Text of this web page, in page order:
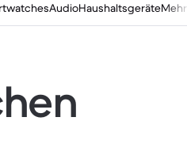
AudioHaushaltsgeräteMehr